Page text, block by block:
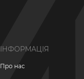
ІНФОРМАЦІЯ
Про нас